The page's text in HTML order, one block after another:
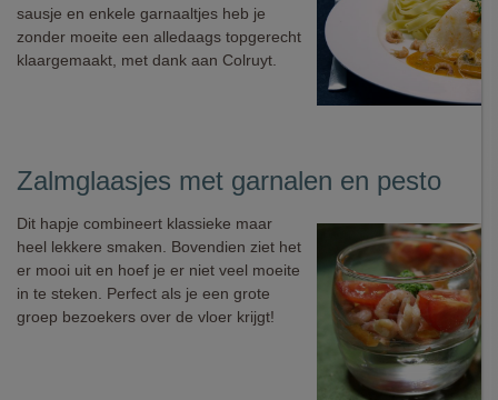
sausje en enkele garnaaltjes heb je
zonder moeite een alledaags topgerecht
klaargemaakt, met dank aan Colruyt.
Zalmglaasjes met garnalen en pesto
Dit hapje combineert klassieke maar
heel lekkere smaken. Bovendien ziet het
er mooi uit en hoef je er niet veel moeite
in te steken. Perfect als je een grote
groep bezoekers over de vloer krijgt!